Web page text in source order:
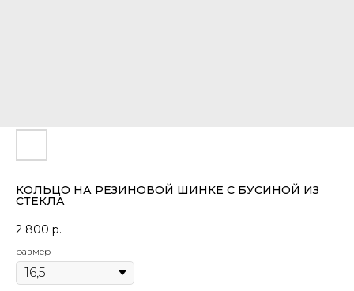
КОЛЬЦО НА РЕЗИНОВОЙ ШИНКЕ С БУСИНОЙ ИЗ
СТЕКЛА
2 800 р.
размер